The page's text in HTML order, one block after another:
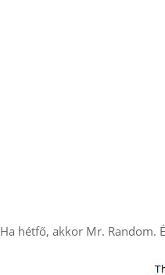
Ha hétfő, akkor Mr. Random.